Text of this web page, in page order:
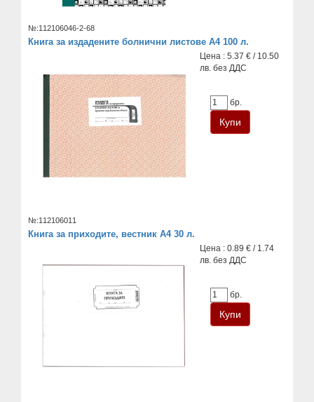
№:112106046-2-68
Книга за издадените болнични листове А4 100 л.
Цена : 5.37 € / 10.50
лв. без ДДС
бр.
№:112106011
Книга за приходите, вестник А4 30 л.
Цена : 0.89 € / 1.74
лв. без ДДС
бр.